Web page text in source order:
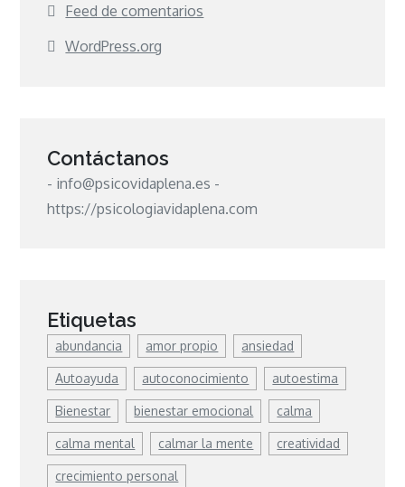
Feed de comentarios
WordPress.org
Contáctanos
- info@psicovidaplena.es -
https://psicologiavidaplena.com
Etiquetas
abundancia amor propio ansiedad
Autoayuda autoconocimiento autoestima
Bienestar bienestar emocional calma
calma mental calmar la mente creatividad
crecimiento personal